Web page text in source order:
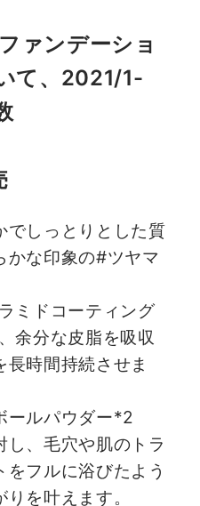
ァンデーショ
て、2021/1-
でしっとりとした質
かな印象の#ツヤマ
ミドコーティング
余分な皮脂を吸収
長時間持続させま
ールパウダー*2
し、毛穴や肌のトラ
フルに浴びたよう
を叶えます。